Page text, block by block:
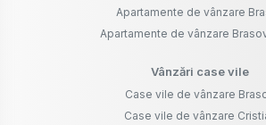
Apartamente de vânzare
Apartamente de vânzare
Vânzări case vile
Case vile de vânzare
Case vile de vânzare